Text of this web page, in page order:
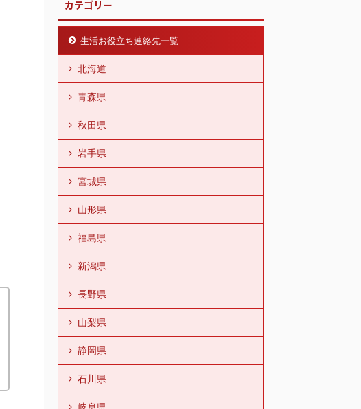
カテゴリー
生活お役立ち連絡先一覧
北海道
青森県
秋田県
岩手県
宮城県
山形県
福島県
新潟県
長野県
山梨県
静岡県
石川県
岐阜県